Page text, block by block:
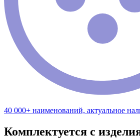
40 000+ наименований, актуальное
Комплектуется с